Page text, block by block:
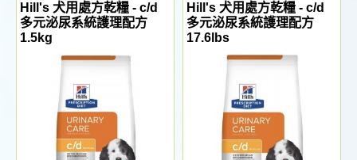
Hill's 犬用處方乾糧 - c/d
多元泌尿系統護理配方
1.5kg
Hill's 犬用處方乾糧 - c/d
多元泌尿系統護理配方
17.6lbs